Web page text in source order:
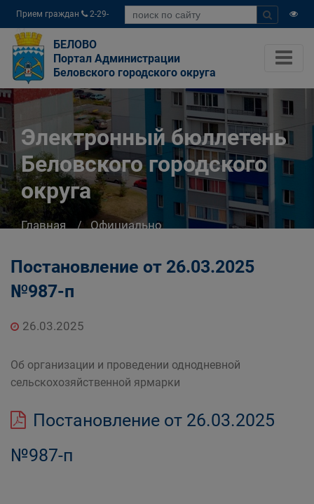
Прием граждан
2-29-
04
БЕЛОВО
Портал Администрации
Беловского городского округа
Электронный бюллетень
Беловского городского
округа
Главная
Официально
Постановление от 26.03.2025
№987-п
26.03.2025
Об организации и проведении однодневной
сельскохозяйственной ярмарки
Постановление от 26.03.2025
№987-п